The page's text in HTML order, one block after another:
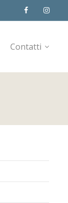
Contatti